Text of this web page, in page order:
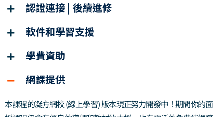
認證連接 | 後續進修
軟件和學習支援
學費資助
網課提供
本課程的凝方網校 (線上學習) 版本現正努力開發中！期間你的面